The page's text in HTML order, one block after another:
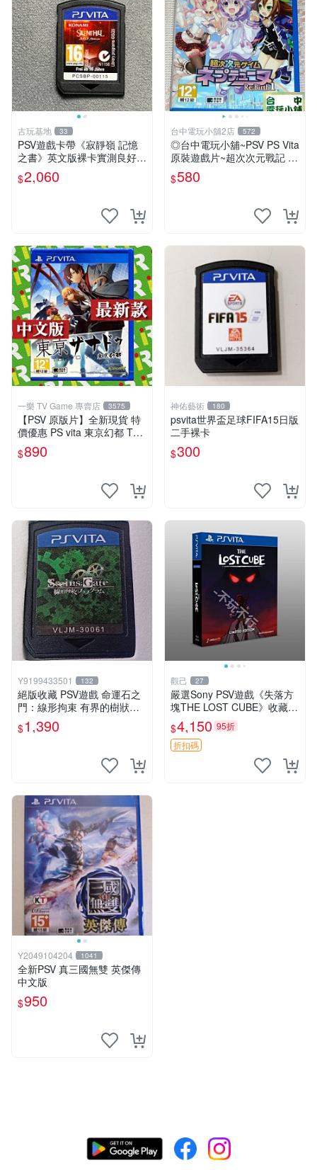
古玩基地 33
PSV遊戲卡帶《寂靜嶺 記憶
之書》英文版裸卡實測良好
限定PSV平臺獨享 廚房遊戲
獲得熱銷推薦 寂靜嶺 電玩遊
$2,060
台中電玩小舖2店 572
◎台中電玩小舖~PSV PS Vita
原裝遊戲片~超次次元戰記 戰
$580
一樂 TV Game 專賣店 3575
【PSV 原版片】全新現貨 特
價優惠 PS vita 東京幻都 TOK
YO XANADU 中文版【台中一
樂電玩】
$890
神佑藝術 180
psvita世界盃足球FIFA15日版
二手裸卡
$300
Y9199433501 132
絕版收藏 PSV遊戲 命運石之
門：線形拘束 有界的樹狀圖
日版 VLJM-30061
$1,390
觀己 27
嚴選Sony PSV遊戲《失落方
塊THE LOST CUBE》收藏
版，英語原裝未拆封 失落方
塊 THE LOST CUBE PSV 精
華版 新作 權杖
$4,150 95折
折扣碼
Y2049104204 1041
全新PSV 真三國無雙 英傑傳
中文版
$950